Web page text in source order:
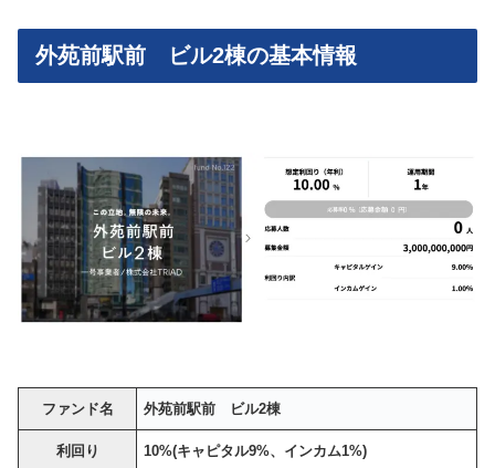
外苑前駅前 ビル2棟の基本情報
ファンド名 外苑前駅前 ビル2棟
利回り 10%(キャピタル9%、インカム1%)